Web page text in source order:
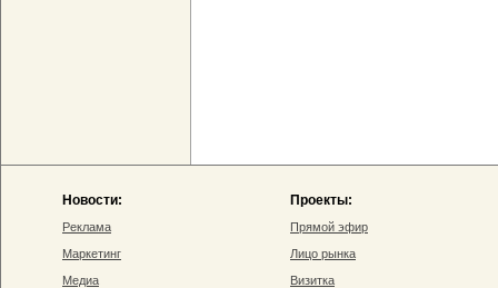
Новости:
Реклама
Маркетинг
Медиа
Проекты:
Прямой эфир
Лицо рынка
Визитка